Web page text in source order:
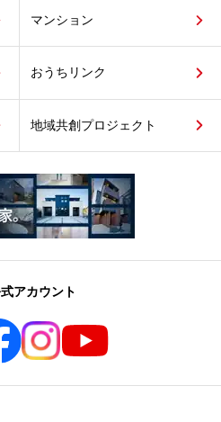
マンション
おうちリンク
地域共創プロジェクト
アカウント